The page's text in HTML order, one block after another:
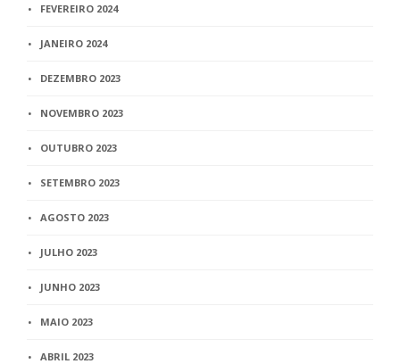
FEVEREIRO 2024
JANEIRO 2024
DEZEMBRO 2023
NOVEMBRO 2023
OUTUBRO 2023
SETEMBRO 2023
AGOSTO 2023
JULHO 2023
JUNHO 2023
MAIO 2023
ABRIL 2023